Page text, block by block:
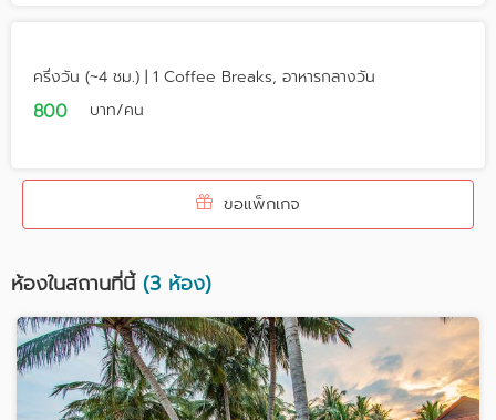
ครึ่งวัน (~4 ชม.) | 1 Coffee Breaks, อาหารกลางวัน
800 บาท/คน
ขอแพ็กเกจ
ห้องในสถานที่นี้(3 ห้อง)